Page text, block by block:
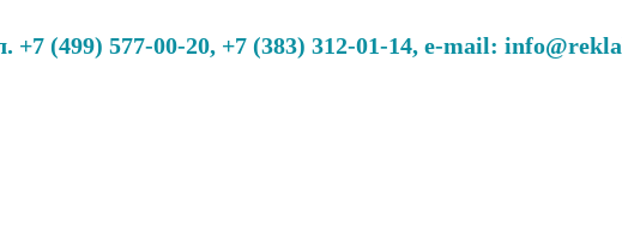
+7 (499) 577-00-20, +7 (383) 312-01-14, e-mail: